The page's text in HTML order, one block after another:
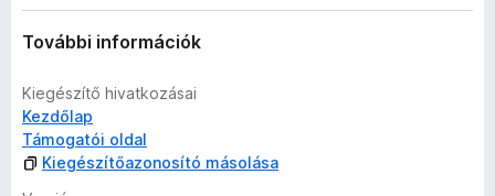
s
k
További információk
Kiegészítő hivatkozásai
Kezdőlap
Támogatói oldal
Kiegészítőazonosító másolása